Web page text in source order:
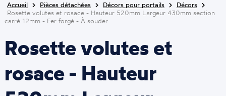
Accueil Pièces détachées Décors pour portails
Décors
Rosette volutes et rosace - Hauteur 520mm Largeur 430mm section
carré 12mm - Fer forgé - À souder
Rosette volutes et
rosace - Hauteur